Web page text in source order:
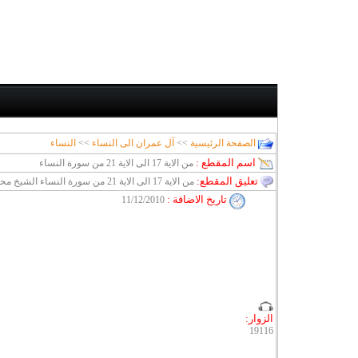
الصفحة الرئيسية >> آل عمران الى النساء >> النساء
اسم المقطع : من الاية 17 الى الاية 21 من سورة النساء
تعليق المقطع: من الاية 17 الى الاية 21 من سورة النساء الشيخ محمد متولي الشعراوي تفسير شرح القران فيديوهات الشعراوى
تاريخ الاضافة :
11/12/2010
الزوار:
19116